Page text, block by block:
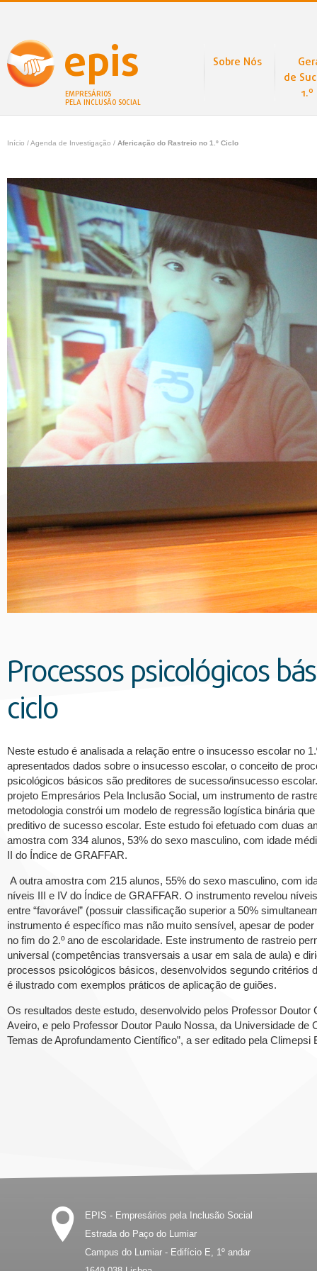
epis
EMPRESÁRIOS
PELA INCLUSÃO SOCIAL
Sobre Nós
de
Início / Agenda de Investigação / Afericação do Rastreio no 1.º Ciclo
Processos psicológicos
ciclo
Neste estudo é analisada a relação entre o insucesso escolar no
apresentados dados sobre o insucesso escolar, o conceito de
psicológicos básicos são preditores de sucesso/insucesso
projeto Empresários Pela Inclusão Social, um instrumento de
metodologia constrói um modelo de regressão logística binária
preditivo de sucesso escolar. Este estudo foi efetuado com duas
amostra com 334 alunos, 53% do sexo masculino, com idade
II do Índice de GRAFFAR.
A outra amostra com 215 alunos, 55% do sexo masculino, com
níveis III e IV do Índice de GRAFFAR. O instrumento revelou
entre “favorável” (possuir classificação superior a 50%
instrumento é específico mas não muito sensível, apesar de
no fim do 2.º ano de escolaridade. Este instrumento de rastreio
universal (competências transversais a usar em sala de aula) e
processos psicológicos básicos, desenvolvidos segundo
é ilustrado com exemplos práticos de aplicação de guiões.
Os resultados deste estudo, desenvolvido pelos Professor
Aveiro, e pelo Professor Doutor Paulo Nossa, da Universidade de
Temas de Aprofundamento Científico”, a ser editado pela Climepsi
EPIS - Empresários pela Inclusão Social
Estrada do Paço do Lumiar
Campus do Lumiar - Edifício E, 1º andar